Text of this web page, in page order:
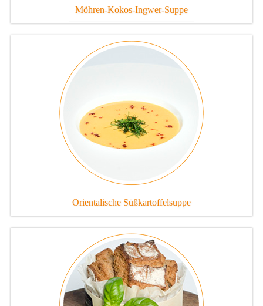
Möhren-Kokos-Ingwer-Suppe
Orientalische Süßkartoffelsuppe